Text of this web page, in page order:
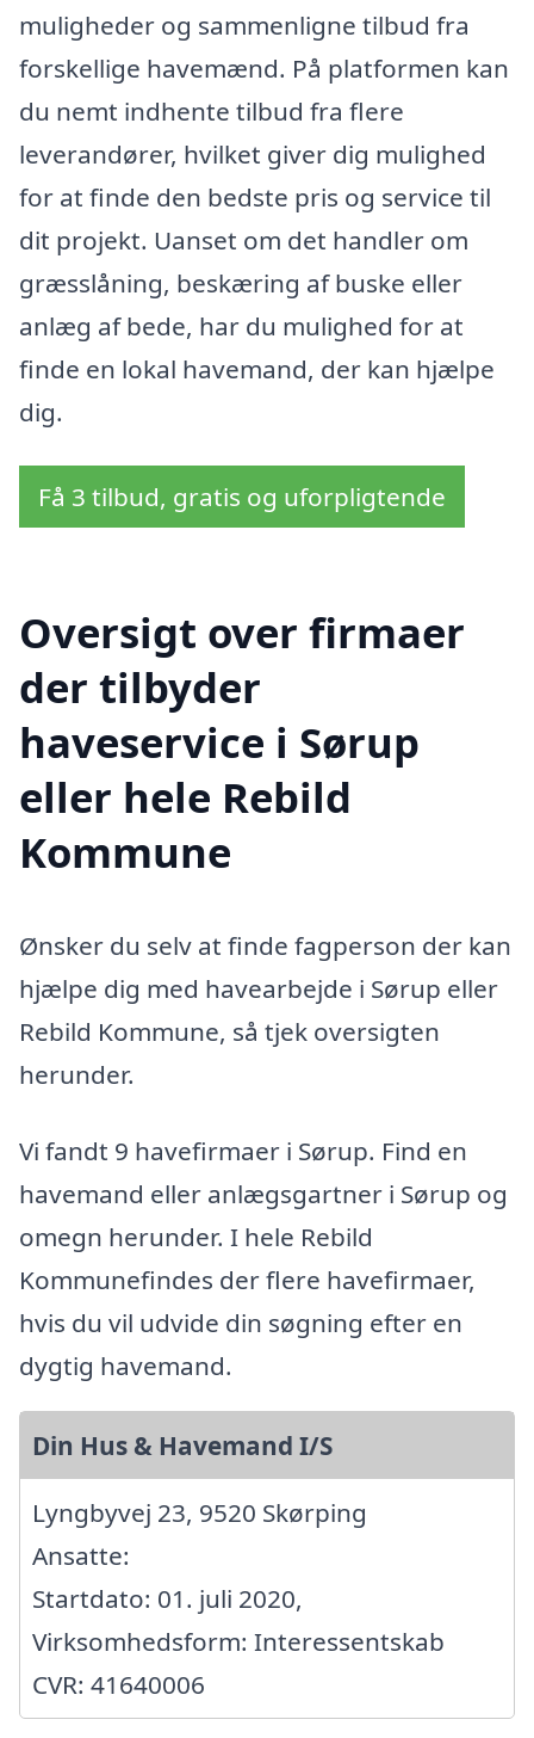
muligheder og sammenligne tilbud fra
forskellige havemænd. På platformen kan
du nemt indhente tilbud fra flere
leverandører, hvilket giver dig mulighed
for at finde den bedste pris og service til
dit projekt. Uanset om det handler om
græsslåning, beskæring af buske eller
anlæg af bede, har du mulighed for at
finde en lokal havemand, der kan hjælpe
dig.
Få 3 tilbud, gratis og uforpligtende
Oversigt over firmaer
der tilbyder
haveservice i Sørup
eller hele Rebild
Kommune
Ønsker du selv at finde fagperson der kan
hjælpe dig med havearbejde i Sørup eller
Rebild Kommune, så tjek oversigten
herunder.
Vi fandt 9 havefirmaer i Sørup. Find en
havemand eller anlægsgartner i Sørup og
omegn herunder. I hele Rebild
Kommunefindes der flere havefirmaer,
hvis du vil udvide din søgning efter en
dygtig havemand.
Din Hus & Havemand I/S
Lyngbyvej 23, 9520 Skørping
Ansatte:
Startdato: 01. juli 2020,
Virksomhedsform: Interessentskab
CVR: 41640006